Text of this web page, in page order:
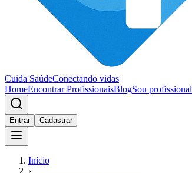
Cuida SaúdeConectando vidas
HomeEncontrar ProfissionaisBlogSou profissional
Entrar Cadastrar
Início
›